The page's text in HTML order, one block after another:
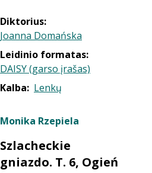
Diktorius:
Joanna Domańska
Leidinio formatas:
DAISY (garso įrašas)
Kalba: Lenkų
Monika Rzepiela
Szlacheckie
gniazdo. T. 6, Ogień